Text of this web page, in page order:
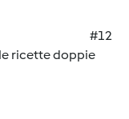
#12
ricette doppie